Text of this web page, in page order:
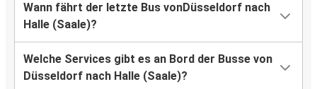
Wann fährt der letzte Bus vonDüsseldorf nach
Halle (Saale)?
Welche Services gibt es an Bord der Busse von
Düsseldorf nach Halle (Saale)?